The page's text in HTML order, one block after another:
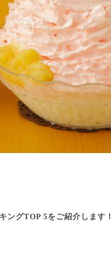
ングTOP 5をご紹介します！